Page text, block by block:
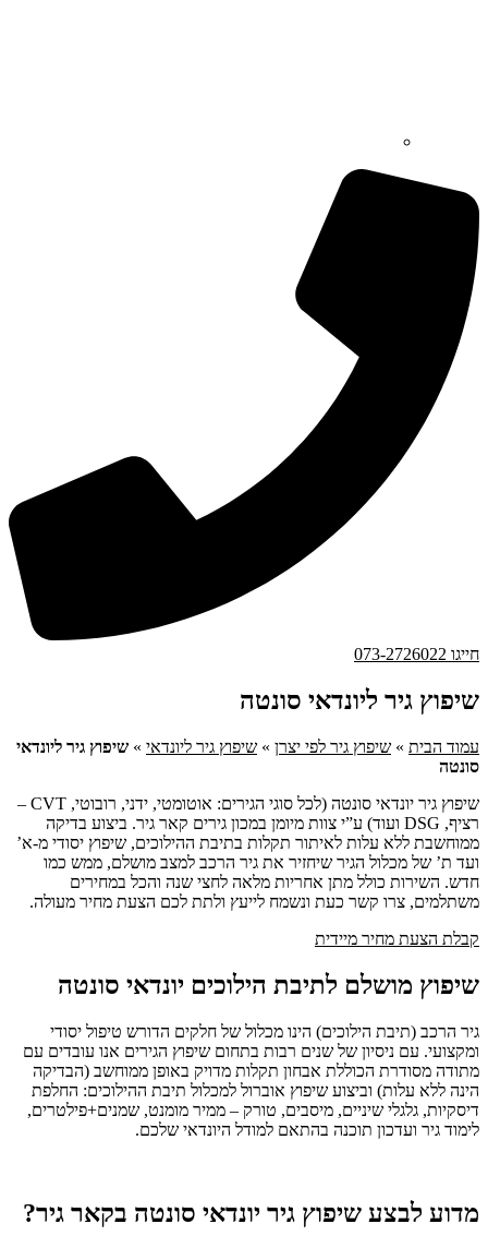
חייגו 073-2726022
שיפוץ גיר ליונדאי סונטה
עמוד הבית » שיפוץ גיר לפי יצרן » שיפוץ גיר ליונדאי » שיפוץ גיר ליונדאי
סונטה
שיפוץ גיר יונדאי סונטה (לכל סוגי הגירים: אוטומטי, ידני, רובוטי, CVT –
רציף, DSG ועוד) ע”י צוות מיומן במכון גירים קאר גיר. ביצוע בדיקה
ממוחשבת ללא עלות לאיתור תקלות בתיבת ההילוכים, שיפוץ יסודי מ-א’
ועד ת’ של מכלול הגיר שיחזיר את גיר הרכב למצב מושלם, ממש כמו
חדש. השירות כולל מתן אחריות מלאה לחצי שנה והכל במחירים
משתלמים, צרו קשר כעת ונשמח לייעץ ולתת לכם הצעת מחיר מעולה.
קבלת הצעת מחיר מיידית
שיפוץ מושלם לתיבת הילוכים יונדאי סונטה
גיר הרכב (תיבת הילוכים) הינו מכלול של חלקים הדורש טיפול יסודי
ומקצועי. עם ניסיון של שנים רבות בתחום שיפוץ הגירים אנו עובדים עם
מתודה מסודרת הכוללת אבחון תקלות מדויק באופן ממוחשב (הבדיקה
הינה ללא עלות) וביצוע שיפוץ אוברול למכלול תיבת ההילוכים: החלפת
דיסקיות, גלגלי שיניים, מיסבים, טורק – ממיר מומנט, שמנים+פילטרים,
לימוד גיר ועדכון תוכנה בהתאם למודל היונדאי שלכם.
מדוע לבצע שיפוץ גיר יונדאי סונטה בקאר גיר?